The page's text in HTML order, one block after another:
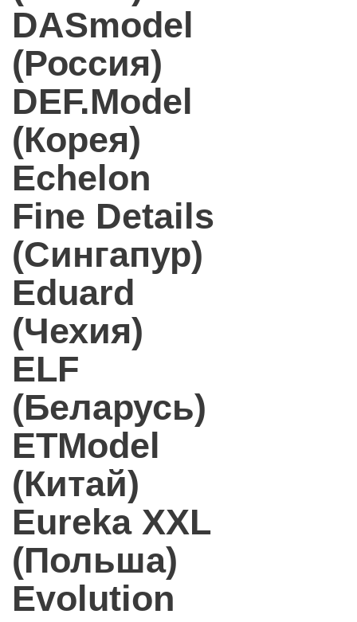
DASmodel
(Россия)
DEF.Model
(Корея)
Echelon
Fine Details
(Сингапур)
Eduard
(Чехия)
ELF
(Беларусь)
ETModel
(Китай)
Eureka XXL
(Польша)
Evolution